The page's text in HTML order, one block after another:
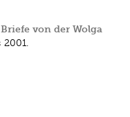
von der Wolga
2001.